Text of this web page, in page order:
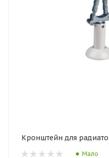
Кронштейн для
Мало